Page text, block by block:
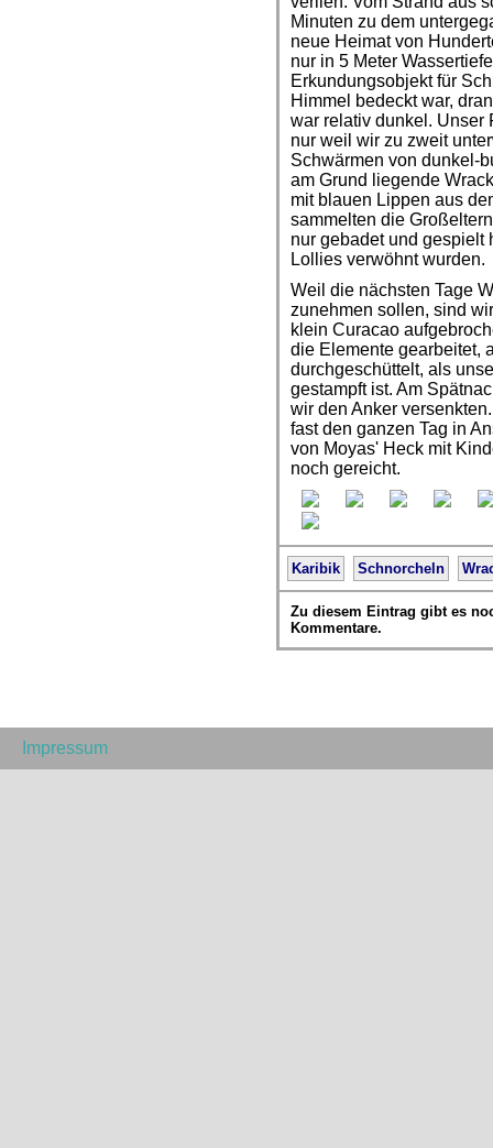
Minuten zu dem
neue Heimat von
nur in 5 Meter
Erkundungsobjekt für
Himmel bedeckt war,
war relativ dunkel. Unser
nur weil wir zu zweit
Schwärmen von dunkel-
am Grund liegende
mit blauen Lippen aus
sammelten die
nur gebadet und gespielt
Lollies verwöhnt wurden.
Weil die nächsten Tage
zunehmen sollen, sind
klein Curacao
die Elemente gearbeitet,
durchgeschüttelt, als
gestampft ist. Am
wir den Anker
fast den ganzen Tag in
von Moyas' Heck mit
noch gereicht.
Karibik Schnorcheln
Zu diesem Eintrag gibt es
Kommentare.
Impressum